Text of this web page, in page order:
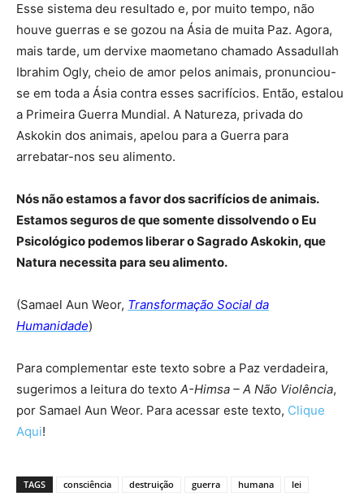
Esse sistema deu resultado e, por muito tempo, não
houve guerras e se gozou na Ásia de muita Paz. Agora,
mais tarde, um dervixe maometano chamado Assadullah
Ibrahim Ogly, cheio de amor pelos animais, pronunciou-
se em toda a Ásia contra esses sacrifícios. Então, estalou
a Primeira Guerra Mundial. A Natureza, privada do
Askokin dos animais, apelou para a Guerra para
arrebatar-nos seu alimento.
Nós não estamos a favor dos sacrifícios de animais.
Estamos seguros de que somente dissolvendo o Eu
Psicológico podemos liberar o Sagrado Askokin, que
Natura necessita para seu alimento.
(Samael Aun Weor, Transformação Social da
Humanidade)
Para complementar este texto sobre a Paz verdadeira,
sugerimos a leitura do texto A-Himsa – A Não Violência,
por Samael Aun Weor. Para acessar este texto, Clique
Aqui!
TAGS consciência destruição guerra humana lei